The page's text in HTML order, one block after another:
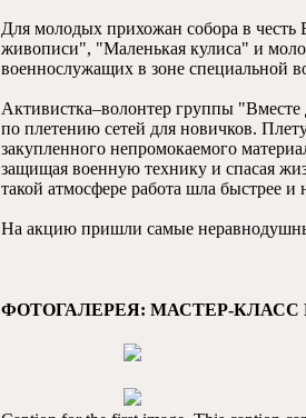
Для молодых прихожан собора в
живописи", "Маленькая кулиса" и
военнослужащих в зоне специальной
Активистка–волонтер группы
по плетению сетей для новичков.
закупленного непромокаемого
защищая военную технику и спасая
такой атмосфере работа шла быстрее
На акцию пришли самые
ФОТОГАЛЕРЕЯ: МАСТЕР-